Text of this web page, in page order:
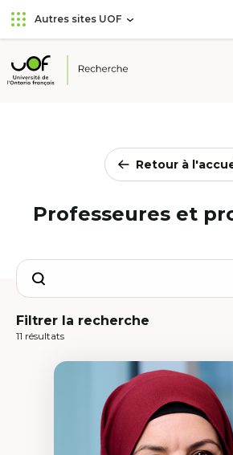
Aller
au
principal
Passer
au
Autres sites UOF
Université
Retour à
Professeures et
Search
Filtrer la recherche
11 résultats